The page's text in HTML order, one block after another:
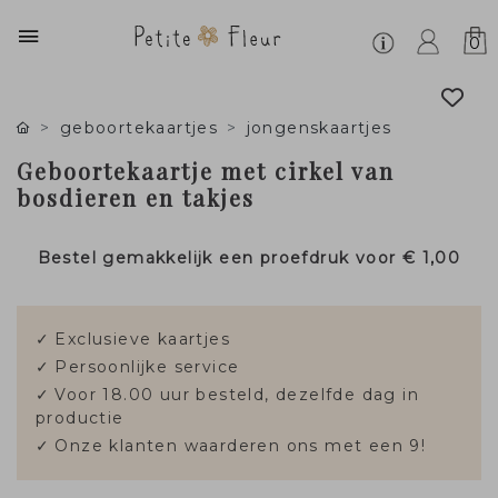
0
geboortekaartjes jongenskaartjes
Geboortekaartje met cirkel van
bosdieren en takjes
Bestel gemakkelijk een proefdruk voor € 1,00
✓ Exclusieve kaartjes
✓ Persoonlijke service
✓ Voor 18.00 uur besteld, dezelfde dag in
productie
✓ Onze klanten waarderen ons met een 9!